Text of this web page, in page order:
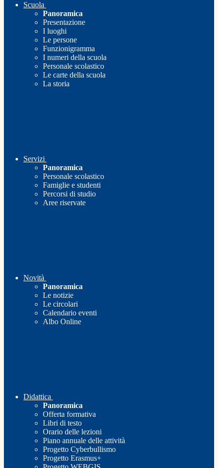
Scuola
Panoramica
Presentazione
I luoghi
Le persone
Funzionigramma
I numeri della scuola
Personale scolastico
Le carte della scuola
La storia
Servizi
Panoramica
Personale scolastico
Famiglie e studenti
Percorsi di studio
Aree riservate
Novità
Panoramica
Le notizie
Le circolari
Calendario eventi
Albo Online
Didattica
Panoramica
Offerta formativa
Libri di testo
Orario delle lezioni
Piano annuale delle attività
Progetto Cyberbullismo
Progetto Erasmus+